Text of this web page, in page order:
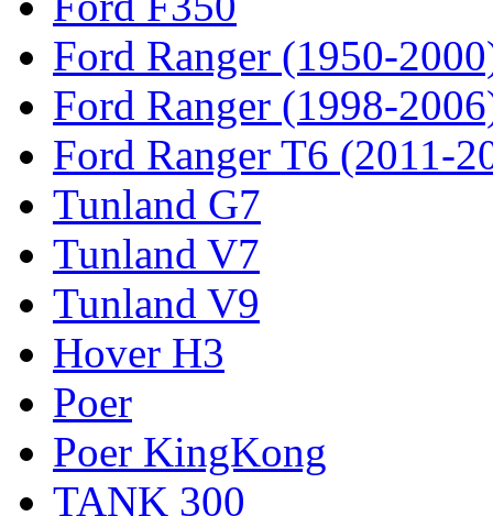
Ford Ranger (1950-
Ford Ranger (1998-
Ford Ranger T6 (2011-
Tunland G7
Tunland V7
Tunland V9
Hover H3
Poer
Poer KingKong
TANK 300